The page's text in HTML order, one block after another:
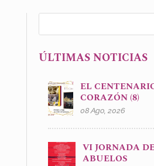
ÚLTIMAS NOTICIAS
EL
CORAZÓN (8)
08 Ago, 2026
VI JORNADA
ABUELOS